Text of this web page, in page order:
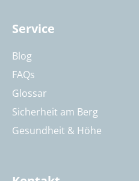
Service
Blog
FAQs
Glossar
Sicherheit am Berg
Gesundheit & Höhe